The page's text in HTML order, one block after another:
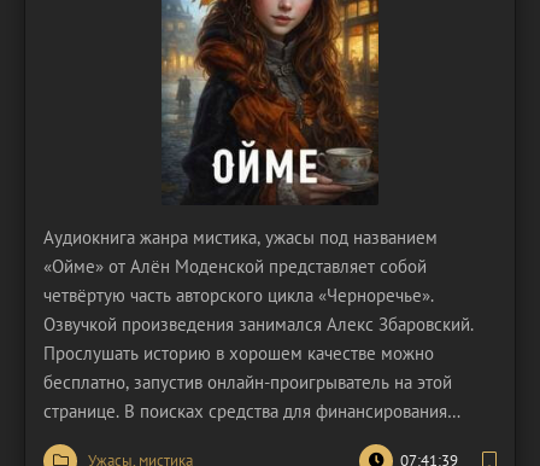
Аудиокнига жанра мистика, ужасы под названием
«Ойме» от Алён Моденской представляет собой
четвёртую часть авторского цикла «Черноречье».
Озвучкой произведения занимался Алекс Збаровский.
Прослушать историю в хорошем качестве можно
бесплатно, запустив онлайн-проигрыватель на этой
странице. В поисках средства для финансирования
своего образования, юная Лёка принимает неожиданное
Ужасы, мистика 07:41:39